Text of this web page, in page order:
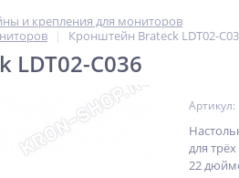
и крепления для мониторов
Кронштейн Brateck LDT02-
C036
Артикул:
для
22